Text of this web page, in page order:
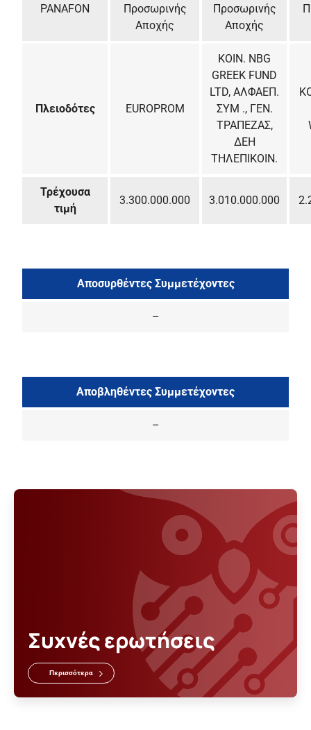
PANAFON
Προσωρινής
Αποχής
Προσωρινής
Αποχής
Πλειοδότες EUROPROM
ΚΟΙΝ. NBG
GREEK FUND
LTD, AΛΦΑΕΠ.
ΣΥΜ ., ΓΕΝ.
ΤΡΑΠΕΖΑΣ,
ΔΕΗ
ΤΗΛΕΠΙΚΟΙΝ.
Τρέχουσα
τιμή
3.300.000.000 3.010.000.000
Αποσυρθέντες Συμμετέχοντες
–
Αποβληθέντες Συμμετέχοντες
–
Συχνές ερωτήσεις
Περισσότερα